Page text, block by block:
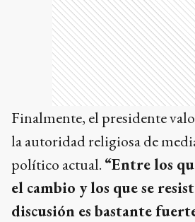
Finalmente, el presidente
la autoridad religiosa de
político actual. “Entre los
el cambio y los que se
discusión es bastante